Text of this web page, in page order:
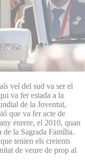
veí del sud va ser el
va fer estada a la
de la Joventut,
que va fer acte de
enrere, el 2010, quan
la Sagrada Família.
tenien els creients
de veure de prop al